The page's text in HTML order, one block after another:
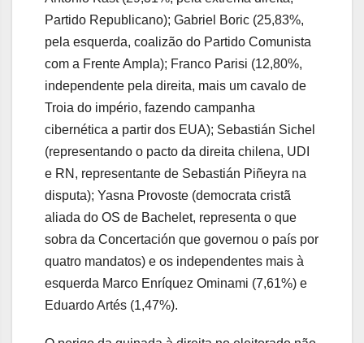
Partido Republicano); Gabriel Boric (25,83%,
pela esquerda, coalizão do Partido Comunista
com a Frente Ampla); Franco Parisi (12,80%,
independente pela direita, mais um cavalo de
Troia do império, fazendo campanha
cibernética a partir dos EUA); Sebastián Sichel
(representando o pacto da direita chilena, UDI
e RN, representante de Sebastián Piñeyra na
disputa); Yasna Provoste (democrata cristã
aliada do OS de Bachelet, representa o que
sobra da Concertación que governou o país por
quatro mandatos) e os independentes mais à
esquerda Marco Enríquez Ominami (7,61%) e
Eduardo Artés (1,47%).